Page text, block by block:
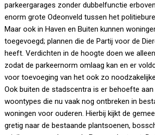
parkeergarages zonder dubbelfunctie
enorm grote Odeonveld tussen het
Maar ook in Haven en Buiten kunnen
toegevoegd; plannen die de Partij voor de
heeft. Verdichten in de hoogte doen we
zodat de parkeernorm omlaag kan en er
voor toevoeging van het ook zo
Ook buiten de stadscentra is er behoefte
woontypes die nu vaak nog ontbreken in
woningen voor ouderen. Hierbij kijkt de
gretig naar de bestaande plantsoenen,